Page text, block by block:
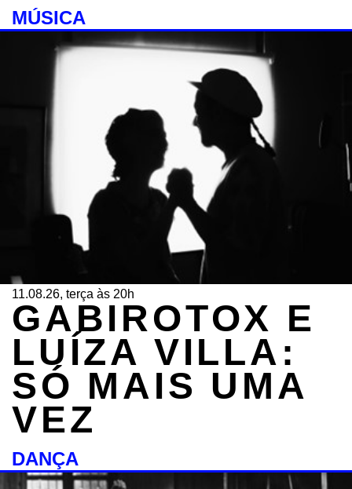
MÚSICA
11.08.26, terça às 20h
GABIROTOX E
LUÍZA VILLA:
SÓ MAIS UMA
VEZ
DANÇA